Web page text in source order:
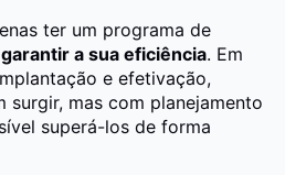
ter um programa de
garantir a sua eficiência. Em
e efetivação,
surgir, mas com planejamento
superá-los de forma